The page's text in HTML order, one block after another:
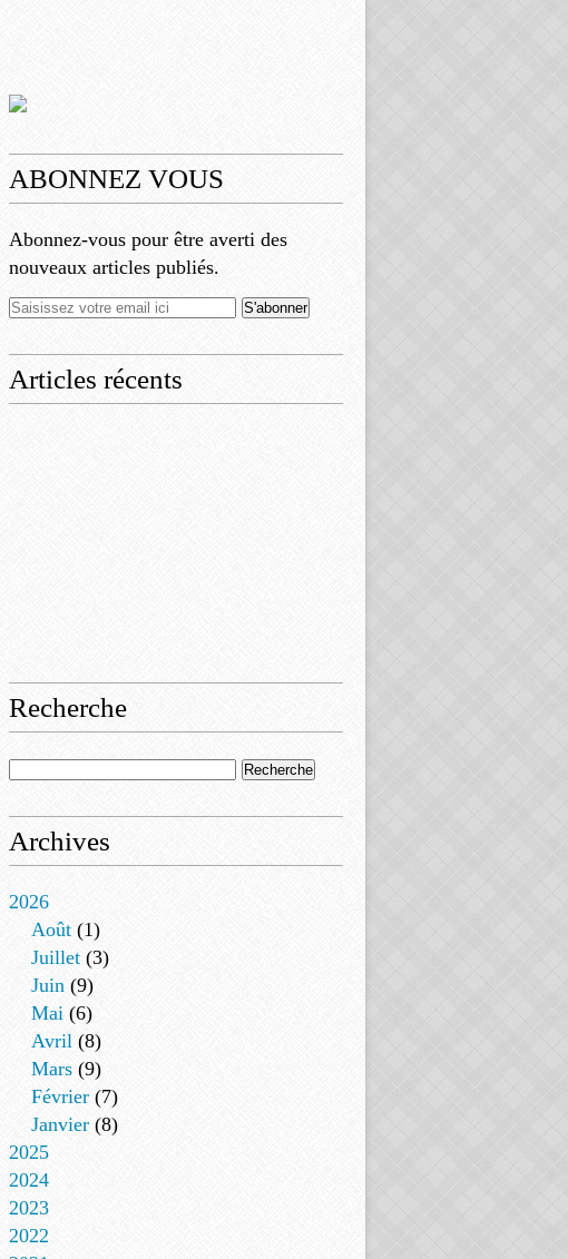
ABONNEZ VOUS
Abonnez-vous pour être averti des
nouveaux articles publiés.
Articles récents
Recherche
Archives
2026
Août (1)
Juillet (3)
Juin (9)
Mai (6)
Avril (8)
Mars (9)
Février (7)
Janvier (8)
2025
2024
2023
2022